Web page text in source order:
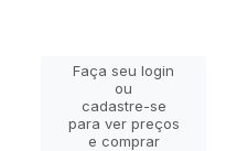
Faça seu login
ou
cadastre-se
para ver preços
e comprar